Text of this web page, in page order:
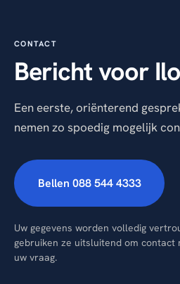
CONTACT
Bericht voor
Een eerste, oriënterend
nemen zo spoedig mogelijk
Bellen 088 544 4333
Uw gegevens worden volledig
gebruiken ze uitsluitend om contact
uw vraag.